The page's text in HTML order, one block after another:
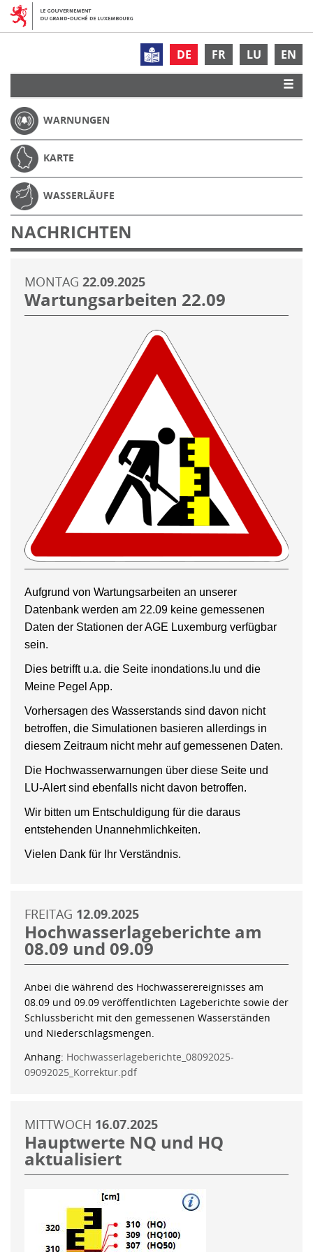
DE FR LU EN
WARNUNGEN
KARTE
WASSERLÄUFE
NACHRICHTEN
MONTAG 22.09.2025
Wartungsarbeiten 22.09
Aufgrund von Wartungsarbeiten an unserer
Datenbank werden am 22.09 keine gemessenen
Daten der Stationen der AGE Luxemburg verfügbar
sein.
Dies betrifft u.a. die Seite inondations.lu und die
Meine Pegel App.
Vorhersagen des Wasserstands sind davon nicht
betroffen, die Simulationen basieren allerdings in
diesem Zeitraum nicht mehr auf gemessenen Daten.
Die Hochwasserwarnungen über diese Seite und
LU-Alert sind ebenfalls nicht davon betroffen.
Wir bitten um Entschuldigung für die daraus
entstehenden Unannehmlichkeiten.
Vielen Dank für Ihr Verständnis.
FREITAG 12.09.2025
Hochwasserlageberichte am
08.09 und 09.09
Anbei die während des Hochwasserereignisses am
08.09 und 09.09 veröffentlichten Lageberichte sowie der
Schlussbericht mit den gemessenen Wasserständen
und Niederschlagsmengen.
Anhang: Hochwasserlageberichte_08092025-
09092025_Korrektur.pdf
MITTWOCH 16.07.2025
Hauptwerte NQ und HQ
aktualisiert